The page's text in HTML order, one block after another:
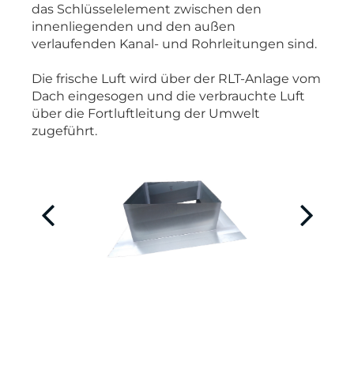
das Schlüsselelement zwischen den
innenliegenden und den außen
verlaufenden Kanal- und Rohrleitungen sind.
Die frische Luft wird über der RLT-Anlage vom
Dach eingesogen und die verbrauchte Luft
über die Fortluftleitung der Umwelt
zugeführt.